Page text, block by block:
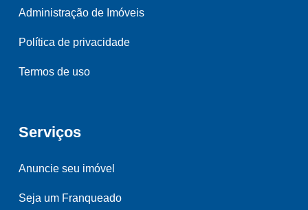
Administração de Imóveis
Política de privacidade
Termos de uso
Serviços
Anuncie seu imóvel
Seja um Franqueado